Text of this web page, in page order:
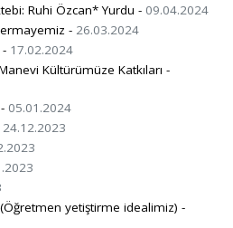
Ruhi Özcan* Yurdu - 09.04.2024
- 26.03.2024
17.02.2024
Kültürümüze Katkıları -
05.01.2024
24.12.2023
yetiştirme idealimiz) -